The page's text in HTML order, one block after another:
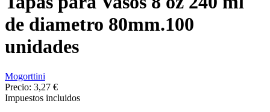
de diametro 80mm.100
unidades
Mogorttini
Precio: 3,27 €
Impuestos incluidos